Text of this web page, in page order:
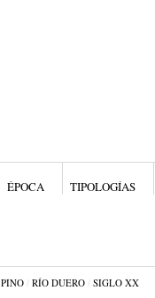
ÉPOCA TIPOLOGÍAS
PINO/ RÍO DUERO/ SIGLO XX